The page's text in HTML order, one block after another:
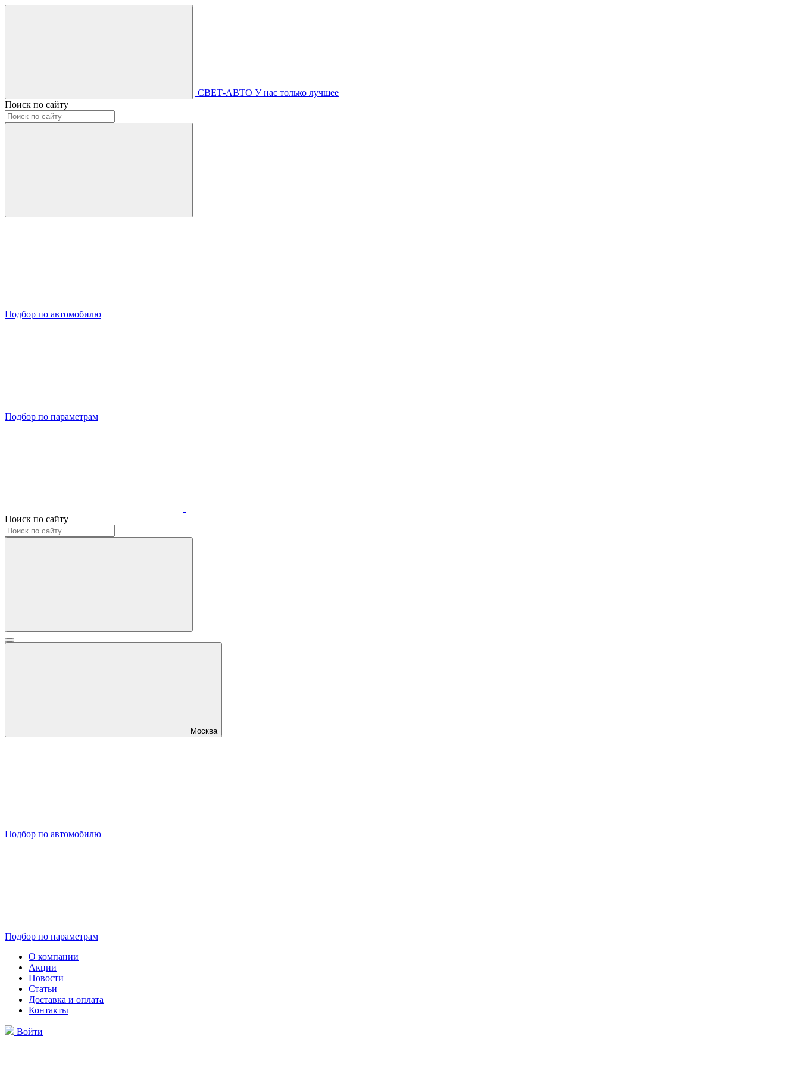
СВЕТ-АВТО У нас только лучшее
Поиск по сайту
Подбор по автомобилю
Подбор по параметрам
Поиск по сайту
Москва
Подбор по автомобилю
Подбор по параметрам
О компании
Акции
Новости
Статьи
Доставка и оплата
Контакты
Войти